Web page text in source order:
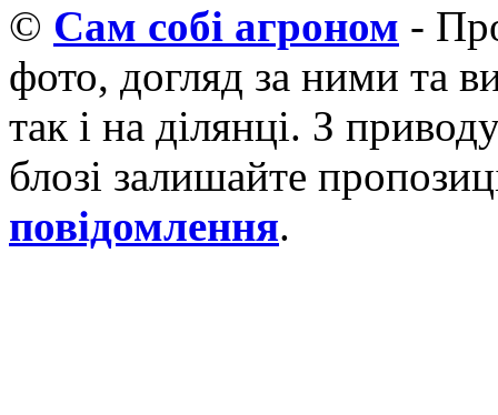
© Cам собі агроном -
фото, догляд за ними та
так і на ділянці. З
блозі залишайте
повідомлення.